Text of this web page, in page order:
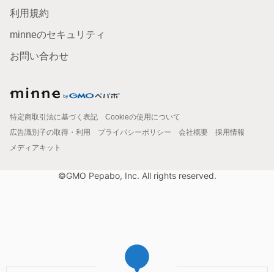
利用規約
minneのセキュリティ
お問い合わせ
特定商取引法に基づく表記
Cookieの使用について
広告識別子の取得・利用
プライバシーポリシー 会社概要
採用情報
メディアキット
©GMO Pepabo, Inc. All rights reserved.